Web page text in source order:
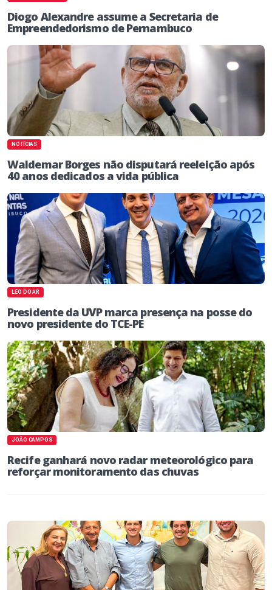
Diogo Alexandre assume a Secretaria de
Empreendedorismo de Pernambuco
NOTÍCIAS
Waldemar Borges não disputará reeleição após
40 anos dedicados a vida pública
LÉO DO AR
Presidente da UVP marca presença na posse do
novo presidente do TCE-PE
JOÃO CAMPOS
Recife ganhará novo radar meteorológico para
reforçar monitoramento das chuvas